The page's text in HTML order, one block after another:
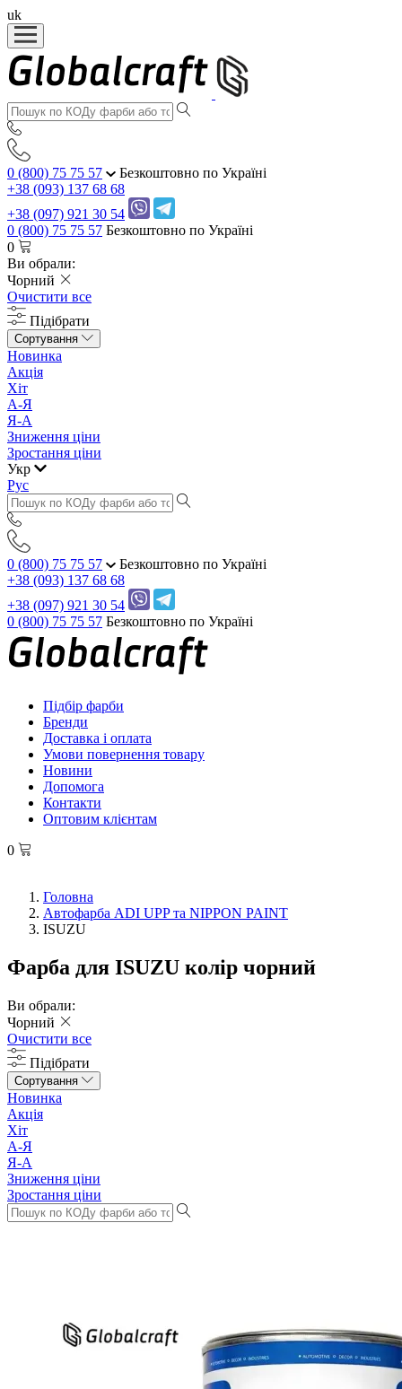
uk
0 (800) 75 75 57
Безкоштовно по Україні
+38 (093) 137 68 68
+38 (097) 921 30 54
0 (800) 75 75 57 Безкоштовно по Україні
0
Ви обрали:
Чорний
Очистити все
Підібрати
Сортування
Новинка
Акція
Хіт
А-Я
Я-А
Зниження ціни
Зростання ціни
Укр
Рус
0 (800) 75 75 57
Безкоштовно по Україні
+38 (093) 137 68 68
+38 (097) 921 30 54
0 (800) 75 75 57 Безкоштовно по Україні
Підбір фарби
Бренди
Доставка і оплата
Умови повернення товару
Новини
Допомога
Контакти
Оптовим клієнтам
0
Головна
Автофарба ADI UPP та NIPPON PAINT
ISUZU
Фарба для ISUZU колір чорний
Ви обрали:
Чорний
Очистити все
Підібрати
Сортування
Новинка
Акція
Хіт
А-Я
Я-А
Зниження ціни
Зростання ціни